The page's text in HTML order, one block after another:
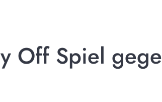
Off Spiel